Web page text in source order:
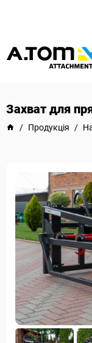
Захват для
/ Продукція /